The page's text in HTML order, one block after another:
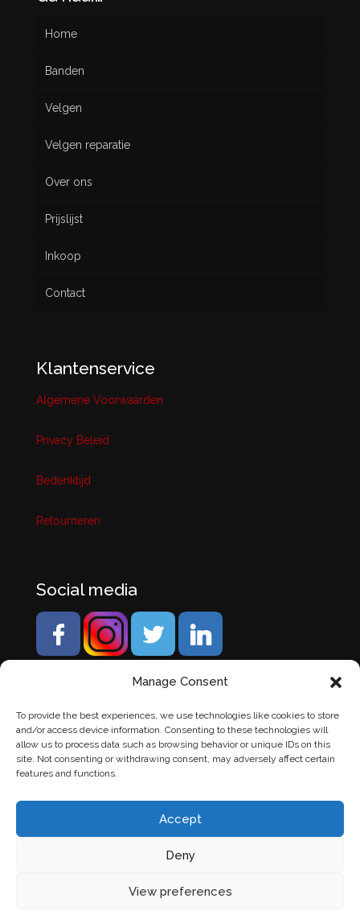
Manage Consent
To provide the best experiences, we use technologies like cookies to store
and/or access device information. Consenting to these technologies will
allow us to process data such as browsing behavior or unique IDs on this
site. Not consenting or withdrawing consent, may adversely affect certain
features and functions.
Accept
Deny
View preferences
Home
Banden
Nieuw
Gebruikt
Velgen
Velgen reparatie
Over ons
Prijslijst
Inkoop
Contact
Klantenservice
Algemene Voorwaarden
Privacy Beleid
Bedenktijd
Retourneren
Social media
laten makendoor Chuck's